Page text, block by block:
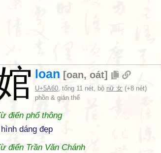
loan [oan, oát]
U+5A60, tổng 11 nét, bộ nữ 女 (+8 nét)
phồn & giản thể
điển phổ thông
hình dáng đẹp
điển Trần Văn Chánh